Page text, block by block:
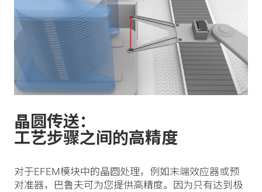
晶圆传送：
工艺步骤之间的高精度
对于EFEM模块中的晶圆处理，例如末端效应器或预
对准器，巴鲁夫可为您提供高精度。因为只有达到极